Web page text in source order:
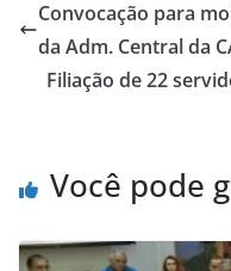
Convocação para
da Adm. Central da
Filiação de 22
Você pode